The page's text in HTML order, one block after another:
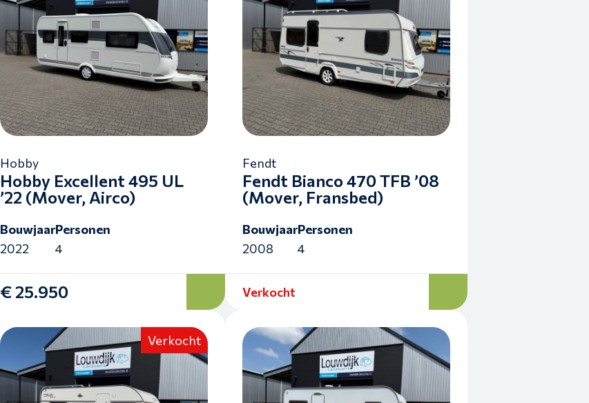
Hobby
Hobby Excellent 495 UL
’22 (Mover, Airco)
Bouwjaar
2022
Personen
4
€ 25.950
Fendt
Fendt Bianco 470 TFB ’08
(Mover, Fransbed)
Bouwjaar
2008
Personen
4
Verkocht
Verkocht